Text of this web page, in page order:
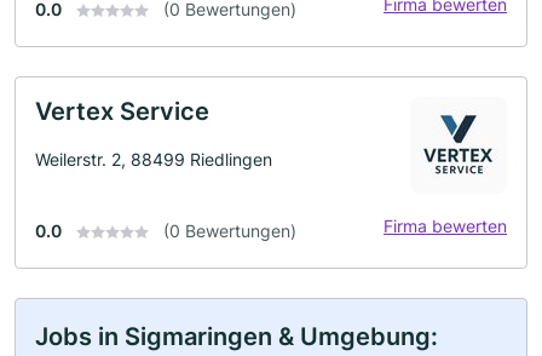
0.0 (0 Bewertungen)
Vertex Service
Weilerstr. 2, 88499 Riedlingen
0.0 (0 Bewertungen) Firma bewerten
Jobs in Sigmaringen & Umgebung: